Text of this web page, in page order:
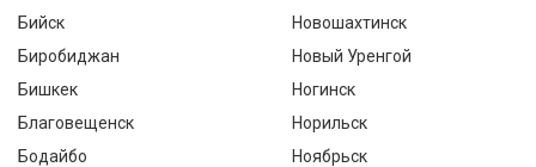
Бийск
Биробиджан
Бишкек
Благовещенск
Бодайбо
Новошахтинск
Новый Уренгой
Ногинск
Норильск
Ноябрьск